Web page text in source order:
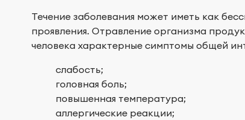
Течение заболевания может иметь как
проявления. Отравление организма
человека характерные симптомы общей
слабость;
головная боль;
повышенная температура;
аллергические реакции;